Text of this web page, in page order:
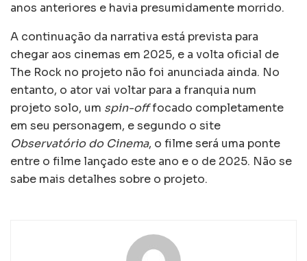
anos anteriores e havia presumidamente morrido.
A continuação da narrativa está prevista para
chegar aos cinemas em 2025, e a volta oficial de
The Rock no projeto não foi anunciada ainda. No
entanto, o ator vai voltar para a franquia num
projeto solo, um spin-offfocado completamente
em seu personagem, e segundo o site
Observatório do Cinema, o filme será uma ponte
entre o filme lançado este ano e o de 2025. Não se
sabe mais detalhes sobre o projeto.